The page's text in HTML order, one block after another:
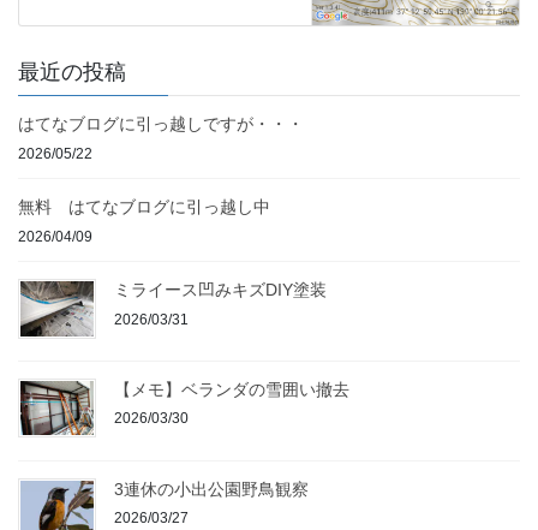
最近の投稿
はてなブログに引っ越しですが・・・
2026/05/22
無料 はてなブログに引っ越し中
2026/04/09
ミライース凹みキズDIY塗装
2026/03/31
【メモ】ベランダの雪囲い撤去
2026/03/30
3連休の小出公園野鳥観察
2026/03/27